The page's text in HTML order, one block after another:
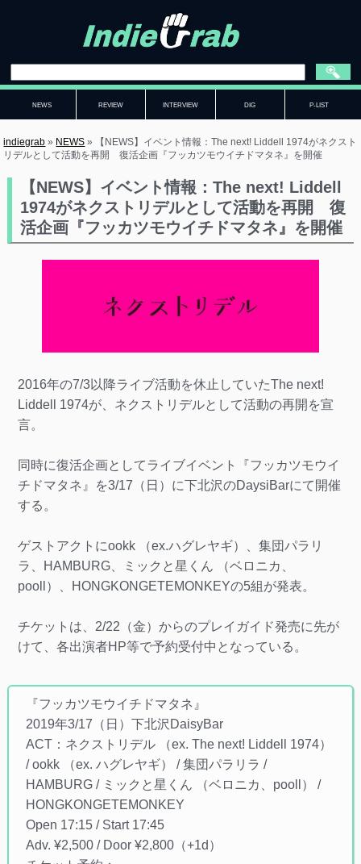
NEWS REVIEW INTERVIEW DIG P-LIST
indiegrab » NEWS »
【NEWS】イベント情報：The next! Liddell 1974がネクスト
リデルとして活動を再開 復活企画『フッカツモウイチドマタネ』を開催
【NEWS】イベント情報：The next! Liddell
1974がネクストリデルとして活動を再開 復
活企画『フッカツモウイチドマタネ』を開催
2016年の7/3以降ライブ活動を休止していたThe next!
Liddell 1974が、ネクストリデルとして活動の再開を宣
言。
同時に復活企画としてライブイベント『フッカツモウイ
チドマタネ』を3/17（日）に下北沢のDaysiBarにて開催
する。
ゲストアクトにookk （ex.ハグレヤギ）、集団パラリ
ラ、HAMBURG、ミックと星くん （ベロニカ、
pooll）、HONGKONGETEMONKEYの5組が発表。
チケットは、2/22（金）からのプレイガイド発売に先が
けて、各出演者HP等で予約受付中となっている。
『フッカツモウイチドマタネ』
2019年3/17（日）下北沢DaisyBar
ACT：ネクストリデル （ex. The next! Liddell 1974）
/ ookk （ex. ハグレヤギ） / 集団パラリラ /
HAMBURG / ミックと星くん （ベロニカ、pooll） /
HONGKONGETEMONKEY
Open 17:15 / Start 17:45
Adv. ¥2,500 / Door ¥2,800（+1d）